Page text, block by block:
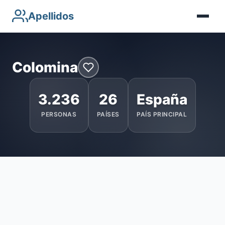
Apellidos
Colomina
3.236
PERSONAS
26
PAÍSES
España
PAÍS PRINCIPAL